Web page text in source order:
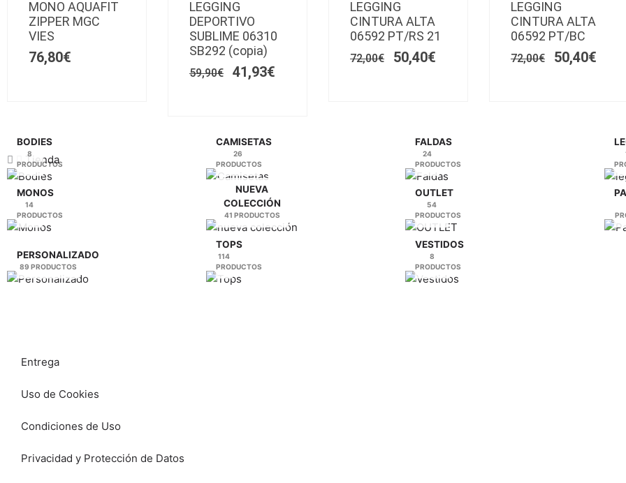
múltiples
variantes.
MONO AQUAFIT
ZIPPER MGC
VIES
76,80€
variantes.
Las
opciones
se
la
de
producto
LEGGING
DEPORTIVO
SUBLIME 06310
SB292 (copia)
59,90€
original
era:
59,90€.
41,93€
41,93€.
variantes.
Las
opciones
página
de
producto
LEGGING
CINTURA ALTA
06592 PT/RS 21
72,00€
original
era:
72,00€.
50,40€
50,40€.
variantes.
Las
opciones
LEGGING
CINTURA ALTA
06592 PT/BC
72,00€
original
era:
72,00€.
50,40€
Tienda
BODIES
8
PRODUCTOS
CAMISETAS
26
PRODUCTOS
FALDAS
24
PRODUCTOS
MONOS
14
PRODUCTOS
NUEVA
COLECCIÓN
41 PRODUCTOS
OUTLET
54
PRODUCTOS
PERSONALIZADO
89 PRODUCTOS
TOPS
114
PRODUCTOS
VESTIDOS
8
PRODUCTOS
Entrega
Uso de Cookies
Condiciones de Uso
Privacidad y Protección de Datos